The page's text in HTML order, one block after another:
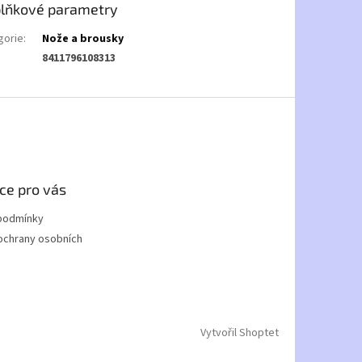
parametry
:
Nože a brousky
8411796108313
pro vás
osobních
Vytvořil Shoptet